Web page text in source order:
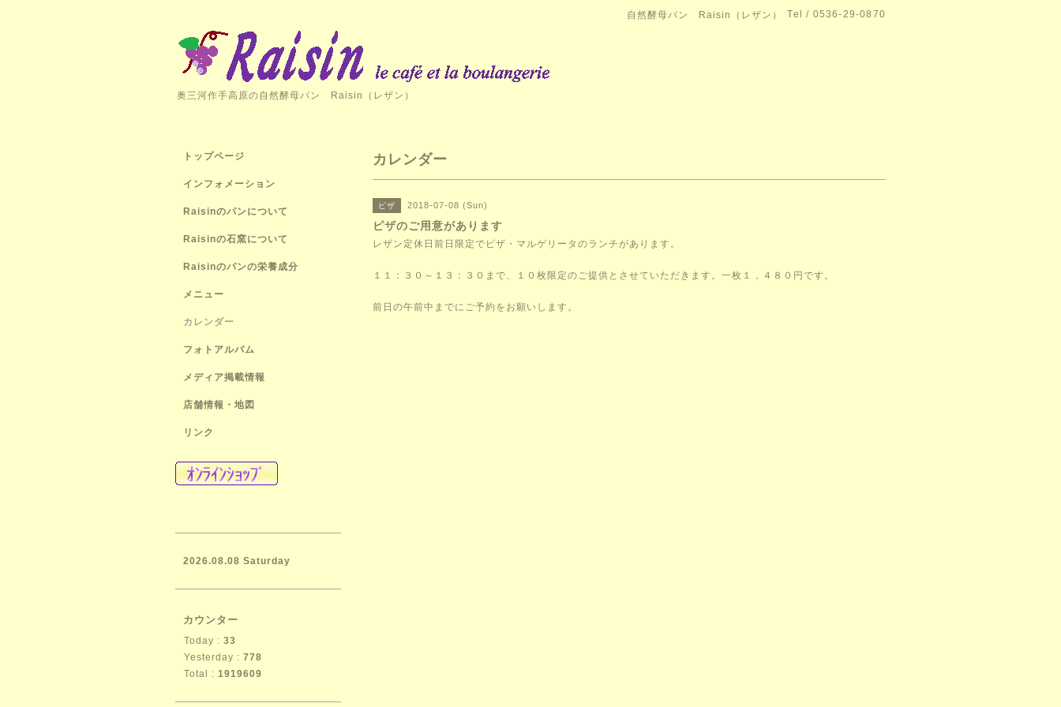
自然酵母パン Raisin（レザン） Tel / 0536-29-0870
奥三河作手高原の自然酵母パン Raisin（レザン）
カレンダー
ピザ 2018-07-08 (Sun)
ピザのご用意があります
レザン定休日前日限定でピザ・マルゲリータのランチがあります。
１１：３０～１３：３０まで、１０枚限定のご提供とさせていただきます。一枚１，４８０円です。
前日の午前中までにご予約をお願いします。
トップページ
インフォメーション
Raisinのパンについて
Raisinの石窯について
Raisinのパンの栄養成分
メニュー
カレンダー
フォトアルバム
メディア掲載情報
店舗情報・地図
リンク
2026.08.08 Saturday
カウンター
Today : 33
Yesterday : 778
Total : 1919609